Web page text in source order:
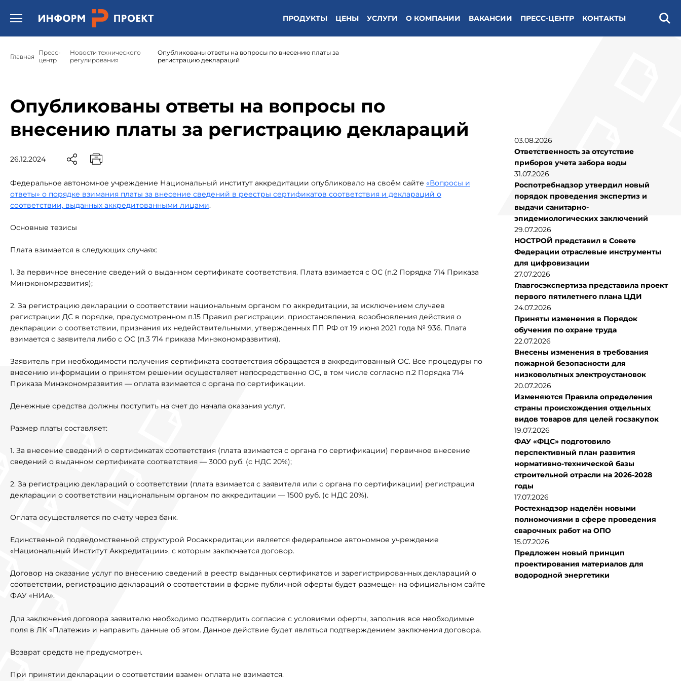
Открыть бургер меню. ПРОДУКТЫ ЦЕНЫ УСЛУГИ О КОМПАНИИ ВАКАНСИИ ПРЕСС-ЦЕНТР КОНТАКТЫ
Главная
Пресс-
центр
Новости технического
регулирования
Опубликованы ответы на вопросы по внесению платы за
регистрацию деклараций
Опубликованы ответы на вопросы по
внесению платы за регистрацию деклараций
26.12.2024
Федеральное автономное учреждение Национальный институт аккредитации опубликовало на своём сайте «Вопросы и
ответы» о порядке взимания платы за внесение сведений в реестры сертификатов соответствия и деклараций о
соответствии, выданных аккредитованными лицами.
Основные тезисы
Плата взимается в следующих случаях:
1. За первичное внесение сведений о выданном сертификате соответствия. Плата взимается с ОС (п.2 Порядка 714 Приказа
Минэкономразвития);
2. За регистрацию декларации о соответствии национальным органом по аккредитации, за исключением случаев
регистрации ДС в порядке, предусмотренном п.15 Правил регистрации, приостановления, возобновления действия о
декларации о соответствии, признания их недействительными, утвержденных ПП РФ от 19 июня 2021 года № 936. Плата
взимается с заявителя либо с ОС (п.3 714 приказа Минэкономразвития).
Заявитель при необходимости получения сертификата соответствия обращается в аккредитованный ОС. Все процедуры по
внесению информации о принятом решении осуществляет непосредственно ОС, в том числе согласно п.2 Порядка 714
Приказа Минэкономразвития — оплата взимается с органа по сертификации.
Денежные средства должны поступить на счет до начала оказания услуг.
Размер платы составляет:
1. За внесение сведений о сертификатах соответствия (плата взимается с органа по сертификации) первичное внесение
сведений о выданном сертификате соответствия — 3000 руб. (с НДС 20%);
2. За регистрацию деклараций о соответствии (плата взимается с заявителя или с органа по сертификации) регистрация
декларации о соответствии национальным органом по аккредитации — 1500 руб. (с НДС 20%).
Оплата осуществляется по счёту через банк.
Единственной подведомственной структурой Росаккредитации является федеральное автономное учреждение
«Национальный Институт Аккредитации», с которым заключается договор.
Договор на оказание услуг по внесению сведений в реестр выданных сертификатов и зарегистрированных деклараций о
соответствии, регистрацию деклараций о соответствии в форме публичной оферты будет размещен на официальном сайте
ФАУ «НИА».
Для заключения договора заявителю необходимо подтвердить согласие с условиями оферты, заполнив все необходимые
поля в ЛК «Платежи» и направить данные об этом. Данное действие будет являться подтверждением заключения договора.
Возврат средств не предусмотрен.
При принятии декларации о соответствии взамен оплата не взимается.
03.08.2026
Ответственность за отсутствие
приборов учета забора воды
31.07.2026
Роспотребнадзор утвердил новый
порядок проведения экспертиз и
выдачи санитарно-
эпидемиологических заключений
29.07.2026
НОСТРОЙ представил в Совете
Федерации отраслевые инструменты
для цифровизации
27.07.2026
Главгосэкспертиза представила проект
первого пятилетнего плана ЦДИ
24.07.2026
Приняты изменения в Порядок
обучения по охране труда
22.07.2026
Внесены изменения в требования
пожарной безопасности для
низковольтных электроустановок
20.07.2026
Изменяются Правила определения
страны происхождения отдельных
видов товаров для целей госзакупок
19.07.2026
ФАУ «ФЦС» подготовило
перспективный план развития
нормативно-технической базы
строительной отрасли на 2026-2028
годы
17.07.2026
Ростехнадзор наделён новыми
полномочиями в сфере проведения
сварочных работ на ОПО
15.07.2026
Предложен новый принцип
проектирования материалов для
водородной энергетики